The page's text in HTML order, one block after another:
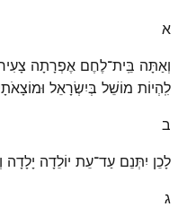
א
וְאַתָּה בֵּֽית־לֶחֶם אֶפְרָתָה
לִֽהְיוֹת מוֹשֵׁל בְּיִשְׂרָאֵל
ב
לָכֵן יִתְּנֵם עַד־עֵת יוֹלֵדָה יָלָדָה
ג